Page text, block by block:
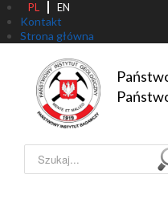
PL EN
Kontakt
Strona główna
Szukaj...